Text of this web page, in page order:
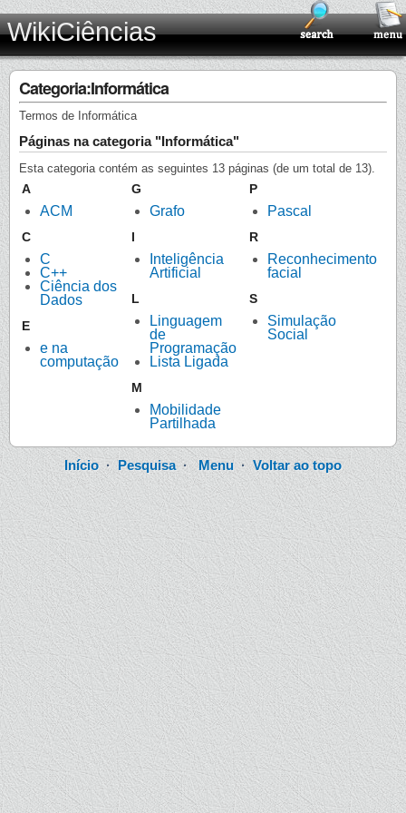
WikiCiências
Categoria:Informática
Termos de Informática
Páginas na categoria "Informática"
Esta categoria contém as seguintes 13 páginas (de um total de 13).
A
ACM
C
C
C++
Ciência dos
Dados
E
e na
computação
G
Grafo
I
Inteligência
Artificial
L
Linguagem
de
Programação
Lista Ligada
M
Mobilidade
Partilhada
P
Pascal
R
Reconhecimento
facial
S
Simulação
Social
Início·Pesquisa·Menu·Voltar ao topo